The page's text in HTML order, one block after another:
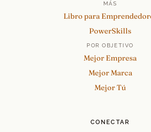
MÁS
Libro para
PowerSkills
POR OBJETIVO
Mejor Empresa
Mejor Marca
Mejor Tú
CONECTAR